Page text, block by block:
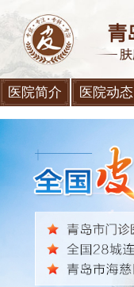
医院简介 医院动态